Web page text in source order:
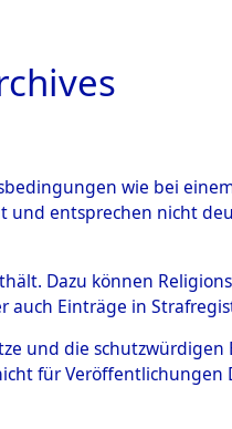
wie bei
und entsprechen nicht
Dazu können
auch Einträge in
und die
für Veröffentlichungen